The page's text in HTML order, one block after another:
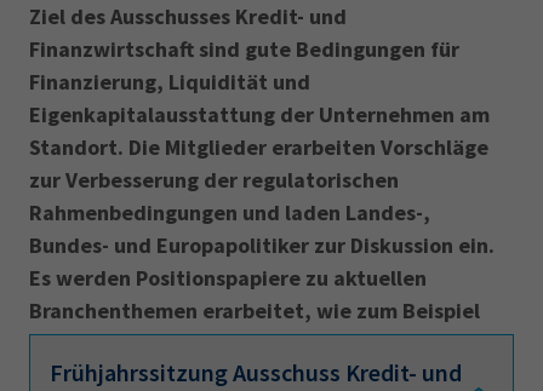
Über uns
Leichte Sprache
IHK regional
Karriere
Presse
EN
34a 34c Ausbildungsvertrag
Fachwirt
AdA
34d
Prüfungstermine
Wirtschaftsfachwirt
34f
Negativerklärung
Sachkundeprüfung
Berichtsheft
34i
Betriebswirt Prüfbericht
Ziel des Ausschusses Kredit- und
Finanzwirtschaft sind gute Bedingungen für
Finanzierung, Liquidität und
Eigenkapitalausstattung der Unternehmen am
Standort. Die Mitglieder erarbeiten Vorschläge
zur Verbesserung der regulatorischen
Rahmenbedingungen und laden Landes-,
Bundes- und Europapolitiker zur Diskussion ein.
Es werden Positionspapiere zu aktuellen
Branchenthemen erarbeitet, wie zum Beispiel
zur Basel III-Finalisierung, Sustainable Finance,
MiFID II und Startup-Finanzierung.
Frühjahrssitzung Ausschuss Kredit- und